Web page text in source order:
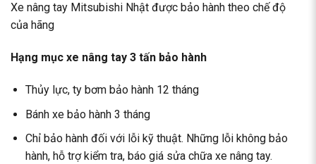
Xe nâng tay Mitsubishi Nhật được bảo hành theo chế độ
của hãng
Hạng mục xe nâng tay 3 tấn bảo hành
Thủy lực, ty bơm bảo hành 12 tháng
Bánh xe bảo hành 3 tháng
Chỉ bảo hành đối với lỗi kỹ thuật. Những lỗi không bảo
hành, hỗ trợ kiểm tra, báo giá sửa chữa xe nâng tay.